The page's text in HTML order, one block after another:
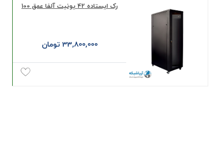
رک ایستاده 42 یونیت آلفا عمق 100
33,800,000 تومان